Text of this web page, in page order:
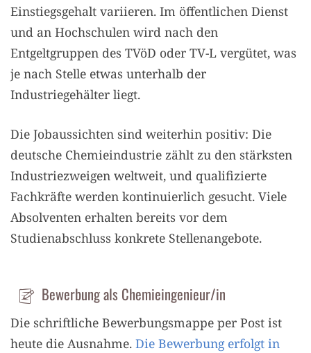
Einstiegsgehalt variieren. Im öffentlichen Dienst
und an Hochschulen wird nach den
Entgeltgruppen des TVöD oder TV-L vergütet, was
je nach Stelle etwas unterhalb der
Industriegehälter liegt.
Die Jobaussichten sind weiterhin positiv: Die
deutsche Chemieindustrie zählt zu den stärksten
Industriezweigen weltweit, und qualifizierte
Fachkräfte werden kontinuierlich gesucht. Viele
Absolventen erhalten bereits vor dem
Studienabschluss konkrete Stellenangebote.
Bewerbung als Chemieingenieur/in
Die schriftliche Bewerbungsmappe per Post ist
heute die Ausnahme. Die Bewerbung erfolgt in